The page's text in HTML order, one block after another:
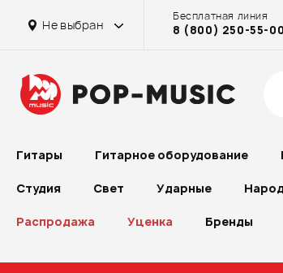
Не выбран
Бесплатная линия
8 (800) 250-55-00
Гитары Гитарное оборудование
Студия Свет Ударные
Распродажа Уценка Бренды